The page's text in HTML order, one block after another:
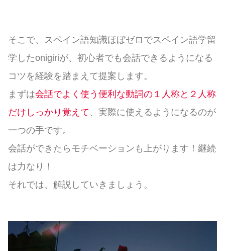
そこで、スペイン語知識ほぼゼロでスペイン語学留
学したonigiriが、初心者でも会話できるようになる
コツを経験を踏まえて提案します。
まずは会話でよく使う便利な動詞の１人称と２人称
だけしっかり覚えて 、実際に使えるようになるのが
一つの手です。
会話ができたらモチベーションも上がります！継続
は力なり！
それでは、解説していきましょう。